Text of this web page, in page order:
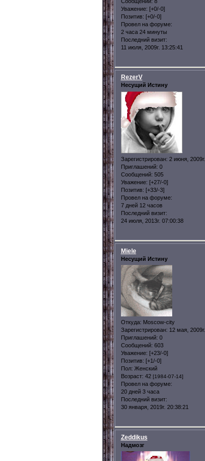
Уважение: [+0/-0]
Позитив: [+0/-0]
Провел на форуме:
2 часа 24 минуты
Последний визит:
11 июля, 2009г. 13:25:41
RezerV
Несущий Истину
Зарегистрирован: 2 июня, 2009г.
Приглашений: 0
Сообщений: 505
Уважение: [+27/-0]
Позитив: [+33/-3]
Провел на форуме:
7 дней 12 часов
Последний визит:
24 июля, 2013г. 07:00:38
Miele
Несущий Истину
Откуда: Moscow-city
Зарегистрирован: 12 мая, 2009г.
Приглашений: 0
Сообщений: 603
Уважение: [+23/-0]
Позитив: [+1/-0]
Пол: Женский
Возраст: 42 [1984-07-14]
Провел на форуме:
20 дней 3 часа
Последний визит:
30 января, 2019г. 20:38:21
Zeddikus
Надмозг